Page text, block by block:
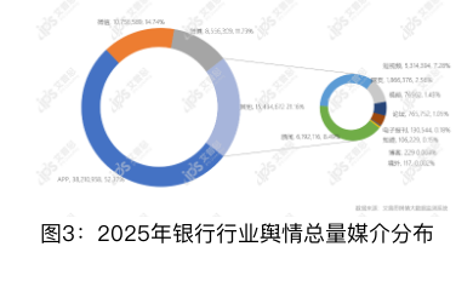
图3：2025年银行行业舆情总量媒介分布